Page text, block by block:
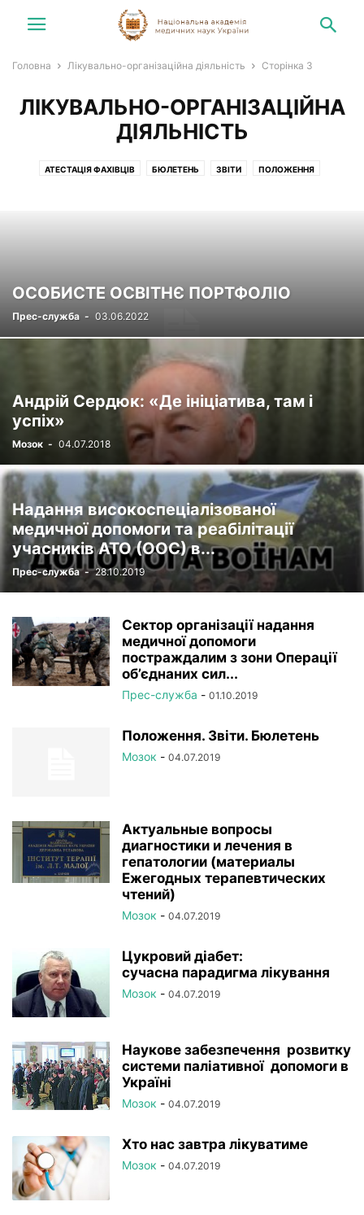
Головна Лікувально-організаційна діяльність Сторінка 3
ЛІКУВАЛЬНО-ОРГАНІЗАЦІЙНА
ДІЯЛЬНІСТЬ
АТЕСТАЦІЯ ФАХІВЦІВ БЮЛЕТЕНЬ ЗВІТИ ПОЛОЖЕННЯ
ОСОБИСТЕ ОСВІТНЄ ПОРТФОЛІО
Прес-служба - 03.06.2022
Андрій Сердюк: «Де ініціатива, там і
успіх»
Мозок - 04.07.2018
Надання високоспеціалізованої
медичної допомоги та реабілітації
учасників АТО (ООС) в...
Прес-служба - 28.10.2019
Сектор організації надання
медичної допомоги
постраждалим з зони Операції
об’єднаних сил...
Прес-служба - 01.10.2019
Положення. Звіти. Бюлетень
Мозок - 04.07.2019
Актуальные вопросы
диагностики и лечения в
гепатологии (материалы
Ежегодных терапевтических
чтений)
Мозок - 04.07.2019
Цукровий діабет:
сучасна парадигма лікування
Мозок - 04.07.2019
Наукове забезпечення розвитку
системи паліативної допомоги в
Україні
Мозок - 04.07.2019
Хто нас завтра лікуватиме
Мозок - 04.07.2019